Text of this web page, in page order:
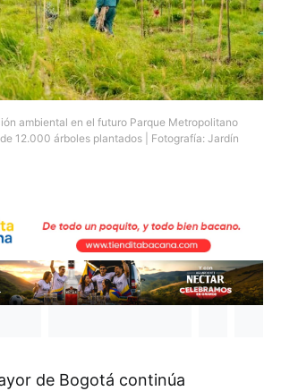
ambiental en el futuro Parque Metropolitano
12.000 árboles plantados | Fotografía: Jardín
de Bogotá continúa